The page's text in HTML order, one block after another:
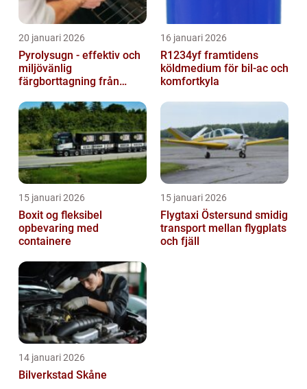
20 januari 2026
Pyrolysugn - effektiv och
miljövänlig
färgborttagning från
16 januari 2026
R1234yf framtidens
köldmedium för bil-ac och
komfortkyla
15 januari 2026
Boxit og fleksibel
opbevaring med
containere
15 januari 2026
Flygtaxi Östersund smidig
transport mellan flygplats
och fjäll
14 januari 2026
Bilverkstad Skåne